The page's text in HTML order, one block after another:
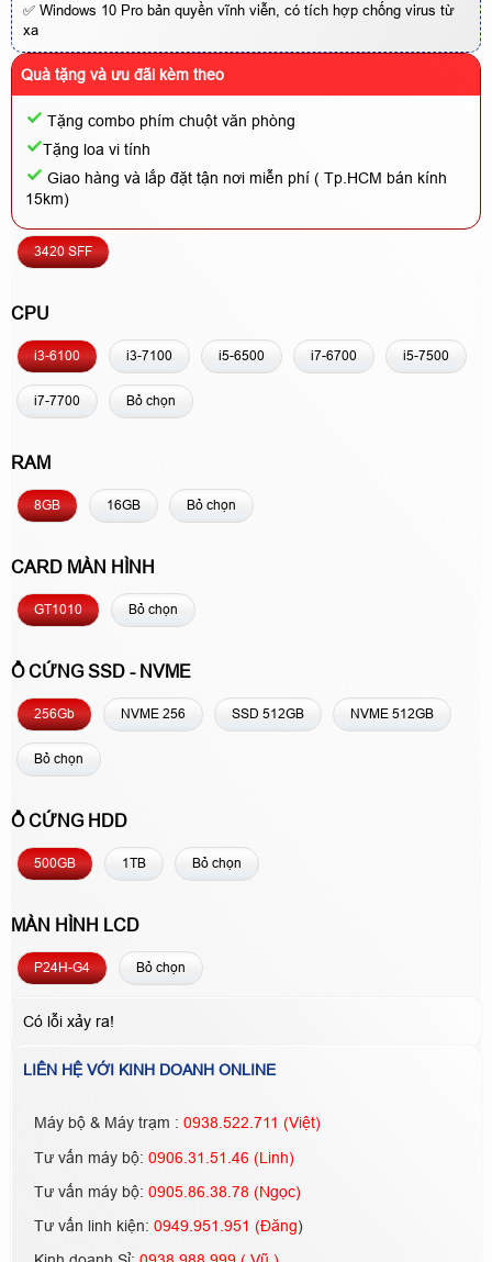
✅ Windows 10 Pro bản quyền vĩnh viễn, có tích hợp chống virus từ
xa
Quà tặng và ưu đãi kèm theo
Tặng combo phím chuột văn phòng
Tặng loa vi tính
Giao hàng và lắp đặt tận nơi miễn phí ( Tp.HCM bán kính
15km)
3420 SFF
CPU
i3-6100 i3-7100 i5-6500 i7-6700 i5-7500
i7-7700 Bỏ chọn
RAM
8GB 16GB Bỏ chọn
CARD MÀN HÌNH
GT1010 Bỏ chọn
Ổ CỨNG SSD - NVME
256Gb NVME 256 SSD 512GB NVME 512GB
Bỏ chọn
Ổ CỨNG HDD
500GB 1TB Bỏ chọn
MÀN HÌNH LCD
P24H-G4 Bỏ chọn
Có lỗi xảy ra!
LIÊN HỆ VỚI KINH DOANH ONLINE
Máy bộ & Máy trạm : 0938.522.711 (Việt)
Tư vấn máy bộ: 0906.31.51.46 (Linh)
Tư vấn máy bộ: 0905.86.38.78 (Ngọc)
Tư vấn linh kiện: 0949.951.951 (Đăng)